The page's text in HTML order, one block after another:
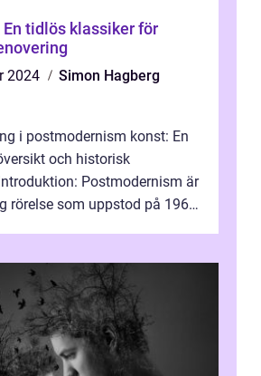
tidlös klassiker för
2024
Simon Hagberg
i postmodernism konst: En
och historisk
Postmodernism är
rörelse som uppstod på 1960-